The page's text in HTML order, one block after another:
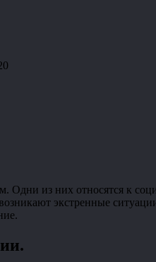
Одни из них относятся к
возникают экстренные
.